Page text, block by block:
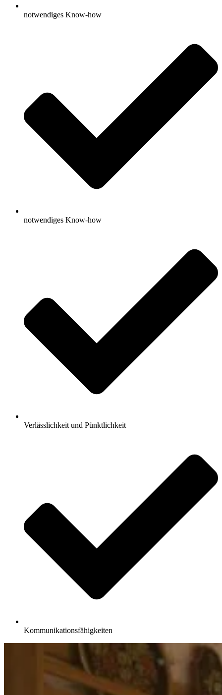
notwendiges Know-how
notwendiges Know-how
Verlässlichkeit und Pünktlichkeit
Kommunikationsfähigkeiten